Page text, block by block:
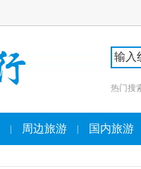
热门搜
周边旅游 国内旅游